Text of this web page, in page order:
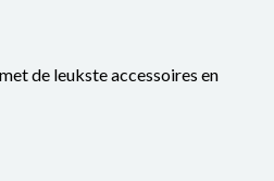
de leukste accessoires en